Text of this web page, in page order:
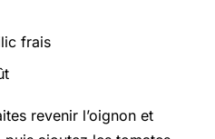
frais
revenir l’oignon et